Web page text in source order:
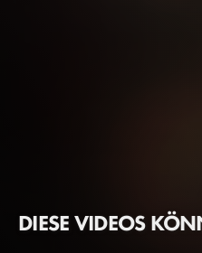
DIESE VIDEOS